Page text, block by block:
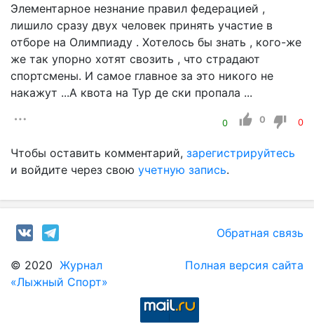
Элементарное незнание правил федерацией ,
лишило сразу двух человек принять участие в
отборе на Олимпиаду . Хотелось бы знать , кого-же
же так упорно хотят свозить , что страдают
спортсмены. И самое главное за это никого не
накажут ...А квота на Тур де ски пропала ...
0 0 0
Чтобы оставить комментарий, зарегистрируйтесь
и войдите через свою учетную запись.
Обратная связь
© 2020 Журнал
«Лыжный Спорт»
Полная версия сайта